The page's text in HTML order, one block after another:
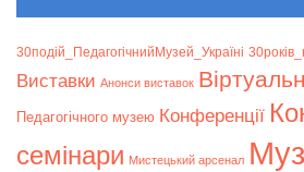
30подій_ПедагогічнийМузей_Україні
Bиставки Анонси виставок
Педагогічного музею Конференції
семінари Мистецький арсенал